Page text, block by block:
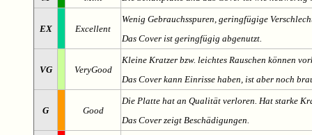
EX Excellent
Wenig Gebrauchsspuren, geringfügige
Das Cover ist geringfügig abgenutzt.
VG VeryGood
Kleine Kratzer bzw. leichtes Rauschen können
Das Cover kann Einrisse haben, ist aber noch
G Good
Die Platte hat an Qualität verloren. Hat starke
Das Cover zeigt Beschädigungen.